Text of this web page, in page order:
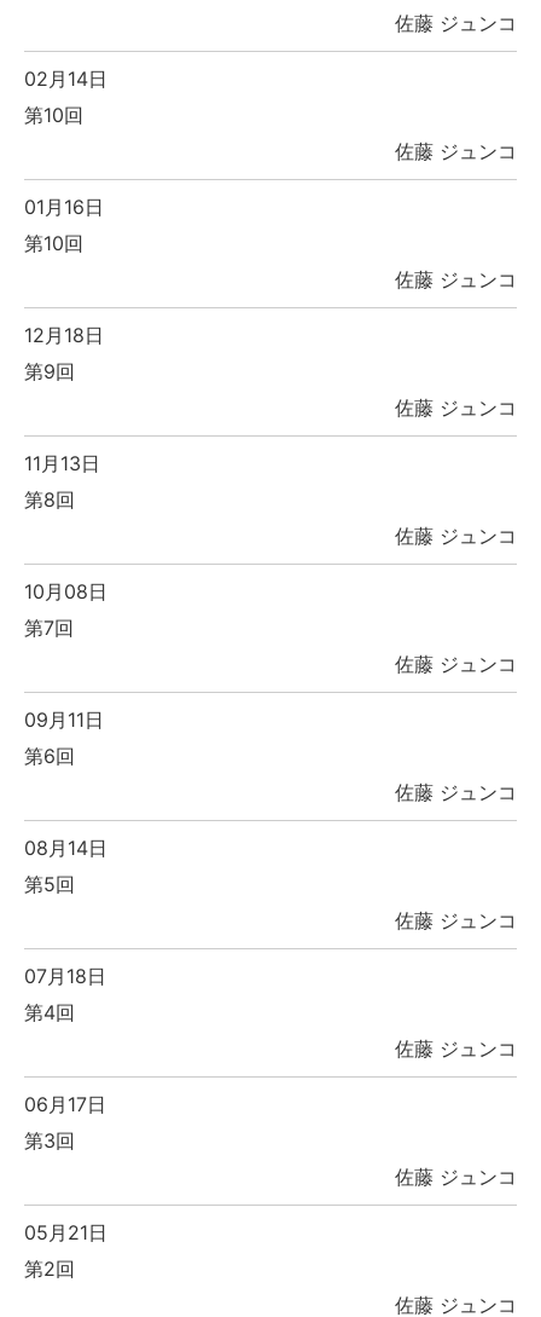
佐藤 ジュンコ
02月14日
第10回
佐藤 ジュンコ
01月16日
第10回
佐藤 ジュンコ
12月18日
第9回
佐藤 ジュンコ
11月13日
第8回
佐藤 ジュンコ
10月08日
第7回
佐藤 ジュンコ
09月11日
第6回
佐藤 ジュンコ
08月14日
第5回
佐藤 ジュンコ
07月18日
第4回
佐藤 ジュンコ
06月17日
第3回
佐藤 ジュンコ
05月21日
第2回
佐藤 ジュンコ